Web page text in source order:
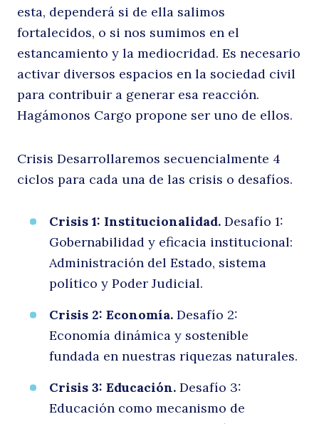
esta, dependerá si de ella salimos
fortalecidos, o si nos sumimos en el
estancamiento y la mediocridad. Es necesario
activar diversos espacios en la sociedad civil
para contribuir a generar esa reacción.
Hagámonos Cargo propone ser uno de ellos.
Crisis Desarrollaremos secuencialmente 4
ciclos para cada una de las crisis o desafíos.
Crisis 1: Institucionalidad. Desafío 1:
Gobernabilidad y eficacia institucional:
Administración del Estado, sistema
político y Poder Judicial.
Crisis 2: Economía. Desafío 2:
Economía dinámica y sostenible
fundada en nuestras riquezas naturales.
Crisis 3: Educación. Desafío 3:
Educación como mecanismo de